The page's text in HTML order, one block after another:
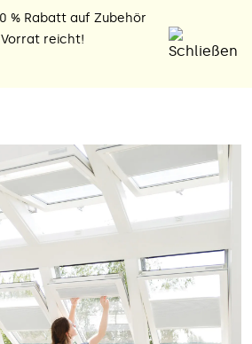
% Rabatt auf Zubehör
reicht!